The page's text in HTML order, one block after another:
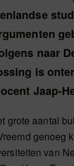
naar
is
Jaap-
grote aantal
genoeg
van